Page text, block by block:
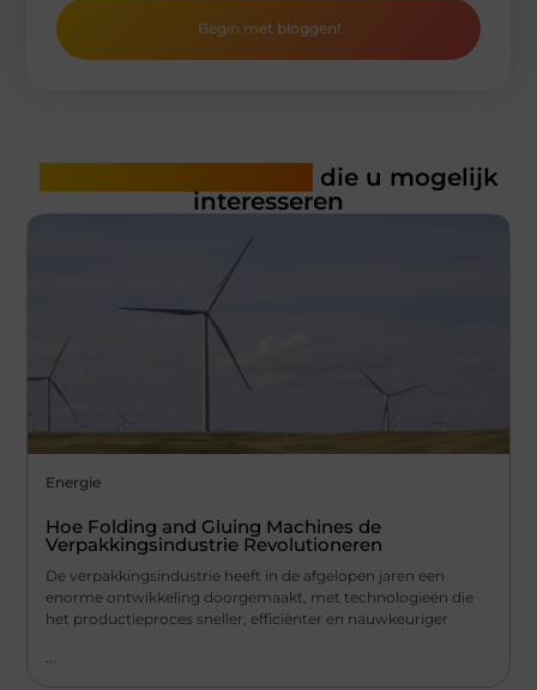
Begin met bloggen!
die u mogelijk
interesseren
Energie
Hoe Folding and Gluing Machines de
Verpakkingsindustrie Revolutioneren
De verpakkingsindustrie heeft in de afgelopen jaren een
enorme ontwikkeling doorgemaakt, met technologieën die
het productieproces sneller, efficiënter en nauwkeuriger
...